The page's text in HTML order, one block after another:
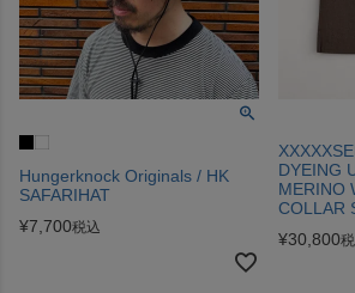
Hungerknock Originals / HK
SAFARIHAT
¥7,700税込
DYEING
MERINO
COLLAR
¥30,800